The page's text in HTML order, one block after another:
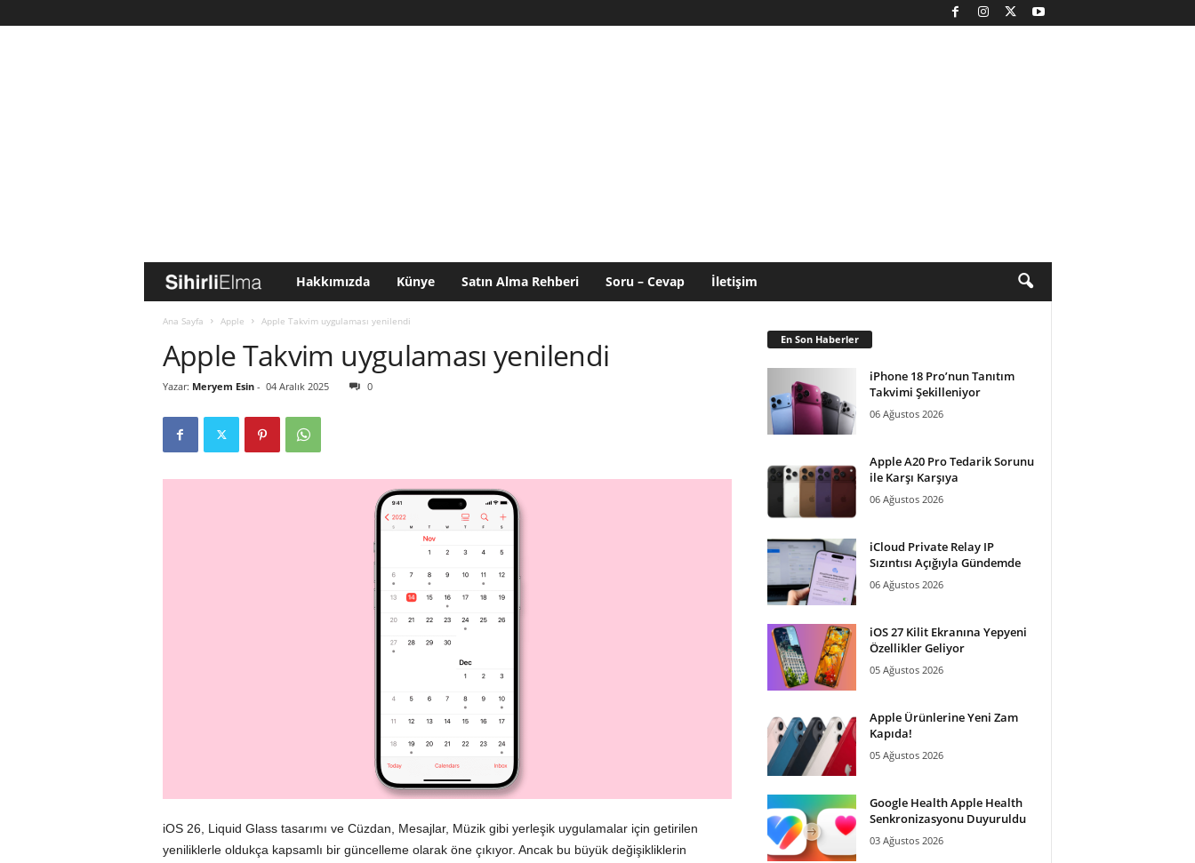
i
h
l
Hakkımızda Künye Satın Alma Rehberi Soru – Cevap İletişim
Ana Sayfa Apple Apple Takvim uygulaması yenilendi
Apple Takvim uygulaması yenilendi
Yazar: Meryem Esin- 04 Aralık 2025 0
iOS 26, Liquid Glass tasarımı ve Cüzdan, Mesajlar, Müzik gibi yerleşik uygulamalar için getirilen
yeniliklerle oldukça kapsamlı bir güncelleme olarak öne çıkıyor. Ancak bu büyük değişikliklerin
En Son Haberler
iPhone 18 Pro’nun Tanıtım
Takvimi Şekilleniyor
06 Ağustos 2026
Apple A20 Pro Tedarik Sorunu
ile Karşı Karşıya
06 Ağustos 2026
iCloud Private Relay IP
Sızıntısı Açığıyla Gündemde
06 Ağustos 2026
iOS 27 Kilit Ekranına Yepyeni
Özellikler Geliyor
05 Ağustos 2026
Apple Ürünlerine Yeni Zam
Kapıda!
05 Ağustos 2026
Google Health Apple Health
Senkronizasyonu Duyuruldu
03 Ağustos 2026